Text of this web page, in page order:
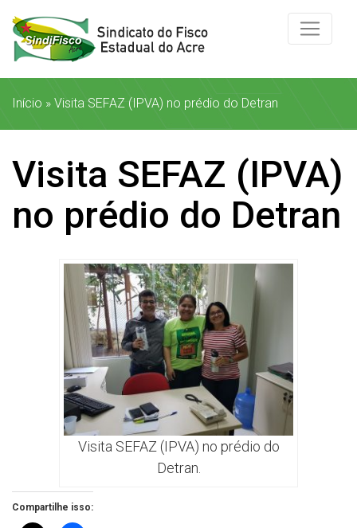
Início » Visita SEFAZ (IPVA) no prédio do Detran
Visita SEFAZ (IPVA)
no prédio do Detran
Visita SEFAZ (IPVA) no prédio do
Detran.
Compartilhe isso: